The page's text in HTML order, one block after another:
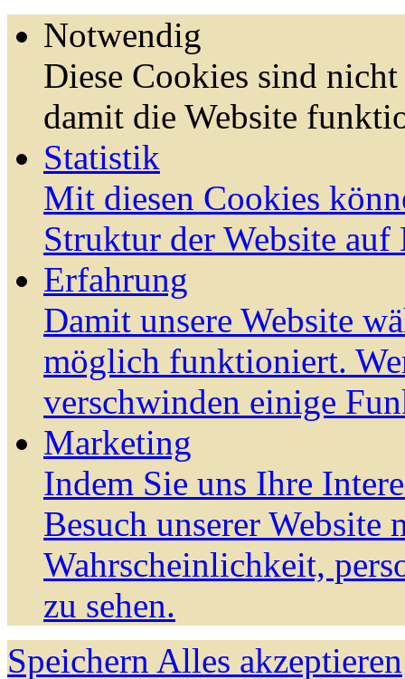
Notwendig
Diese Cookies sind
damit die Website
Statistik
Mit diesen Cookies
Struktur der Website auf
Erfahrung
Damit unsere Website
möglich funktioniert.
verschwinden einige
Marketing
Indem Sie uns Ihre
Besuch unserer Website
Wahrscheinlichkeit,
zu sehen.
Speichern Alles akzeptieren